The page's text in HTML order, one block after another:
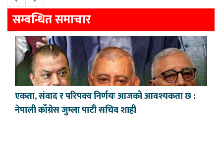
सम्बन्धित समाचार
एकता, संवाद र परिपक्व निर्णयः आजको आवश्यकता छ :
नेपाली काँग्रेस जुम्ला पाटी सचिव शाही